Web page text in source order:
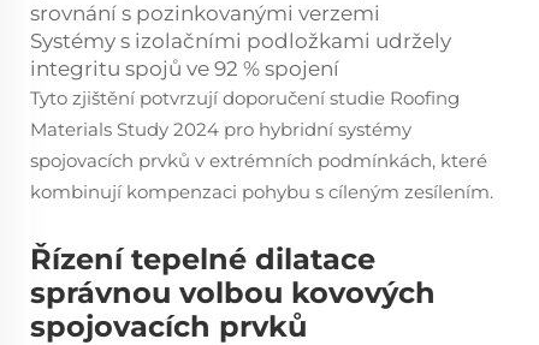
srovnání s pozinkovanými verzemi
Systémy s izolačními podložkami udržely
integritu spojů ve 92 % spojení
Tyto zjištění potvrzují doporučení studie Roofing
Materials Study 2024 pro hybridní systémy
spojovacích prvků v extrémních podmínkách, které
kombinují kompenzaci pohybu s cíleným zesílením.
Řízení tepelné dilatace
správnou volbou kovových
spojovacích prvků